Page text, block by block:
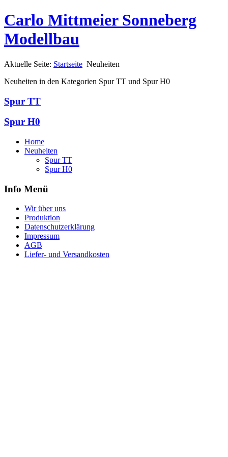
Carlo Mittmeier Sonneberg
Modellbau
Aktuelle Seite: Startseite Neuheiten
Neuheiten in den Kategorien Spur TT und Spur H0
Spur TT
Spur H0
Home
Neuheiten
Spur TT
Spur H0
Info Menü
Wir über uns
Produktion
Datenschutzerklärung
Impressum
AGB
Liefer- und Versandkosten